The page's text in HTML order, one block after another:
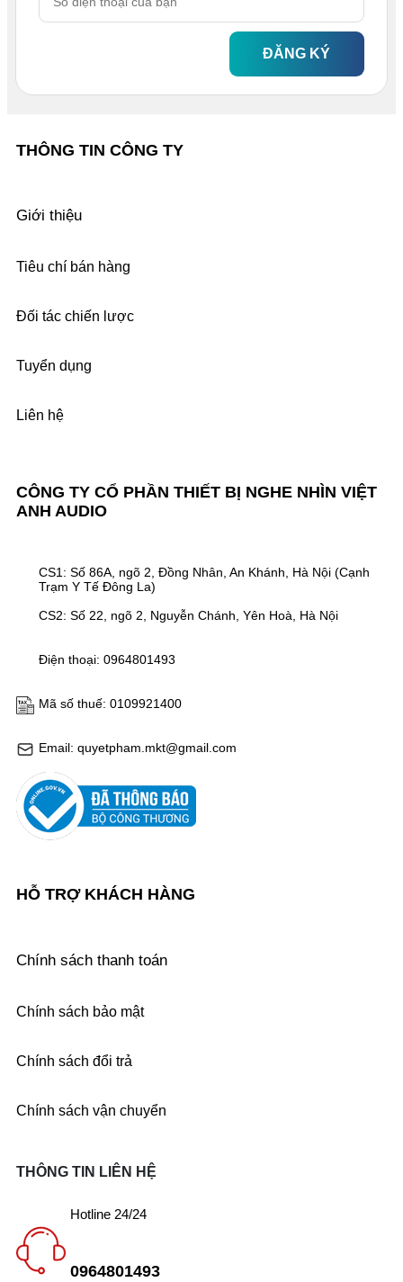
ĐĂNG KÝ
CÔNG TY CỔ PHẦN THIẾT BỊ NGHE NHÌN VIỆT
ANH AUDIO
Email: quyetpham.mkt@gmail.com
Mã số thuế: 0109921400
Điện thoại: 0964801493
CS1: Số 86A, ngõ 2, Đồng Nhân, An Khánh, Hà Nội (Cạnh
Trạm Y Tế Đông La)
CS2: Số 22, ngõ 2, Nguyễn Chánh, Yên Hoà, Hà Nội
THÔNG TIN CÔNG TY
Giới thiệu
Tiêu chí bán hàng
Đối tác chiến lược
Tuyển dụng
Liên hệ
HỖ TRỢ KHÁCH HÀNG
Chính sách thanh toán
Chính sách bảo mật
Chính sách đổi trả
Chính sách vận chuyển
THÔNG TIN LIÊN HỆ
Hotline 24/24
0964801493